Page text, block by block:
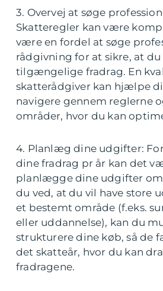
3. Overvej at søge
Skatteregler kan være
være en fordel at søge
rådgivning for at sikre, at
tilgængelige fradrag. En
skatterådgiver kan hjælpe
navigere gennem reglerne
områder, hvor du kan
4. Planlæg dine udgifter:
dine fradrag pr år kan det
planlægge dine udgifter
du ved, at du vil have store
et bestemt område (f.eks.
eller uddannelse), kan du
strukturere dine køb, så de
det skatteår, hvor du kan
fradragene.